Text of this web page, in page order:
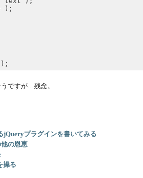
);
ですが…残念。
jQueryプラグインを書いてみる
の恩恵
操る